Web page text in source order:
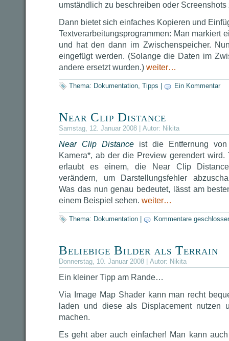
umständlich zu beschreiben oder Screenshots
Dann bietet sich einfaches Kopieren und
Textverarbeitungsprogrammen: Man markiert
und hat den dann im Zwischenspeicher.
eingefügt werden. (Solange die Daten im
andere ersetzt wurden.) weiter…
Thema: Dokumentation, Tipps Ein Kommentar
Near Clip Distance
Samstag, 12. Januar 2008 | Autor: Nikita
Near Clip Distance ist die Entfernung
Kamera*, ab der die Preview gerendert wird.
erlaubt es einem, die Near Clip
verändern, um Darstellungsfehler
Was das nun genau bedeutet, lässt am
einem Beispiel sehen. weiter…
Thema: Dokumentation Kommentare
Beliebige Bilder als Terrain
Donnerstag, 10. Januar 2008 | Autor: Nikita
Ein kleiner Tipp am Rande…
Via Image Map Shader kann man recht
laden und diese als Displacement nutzen
machen.
Es geht aber auch einfacher! Man kann